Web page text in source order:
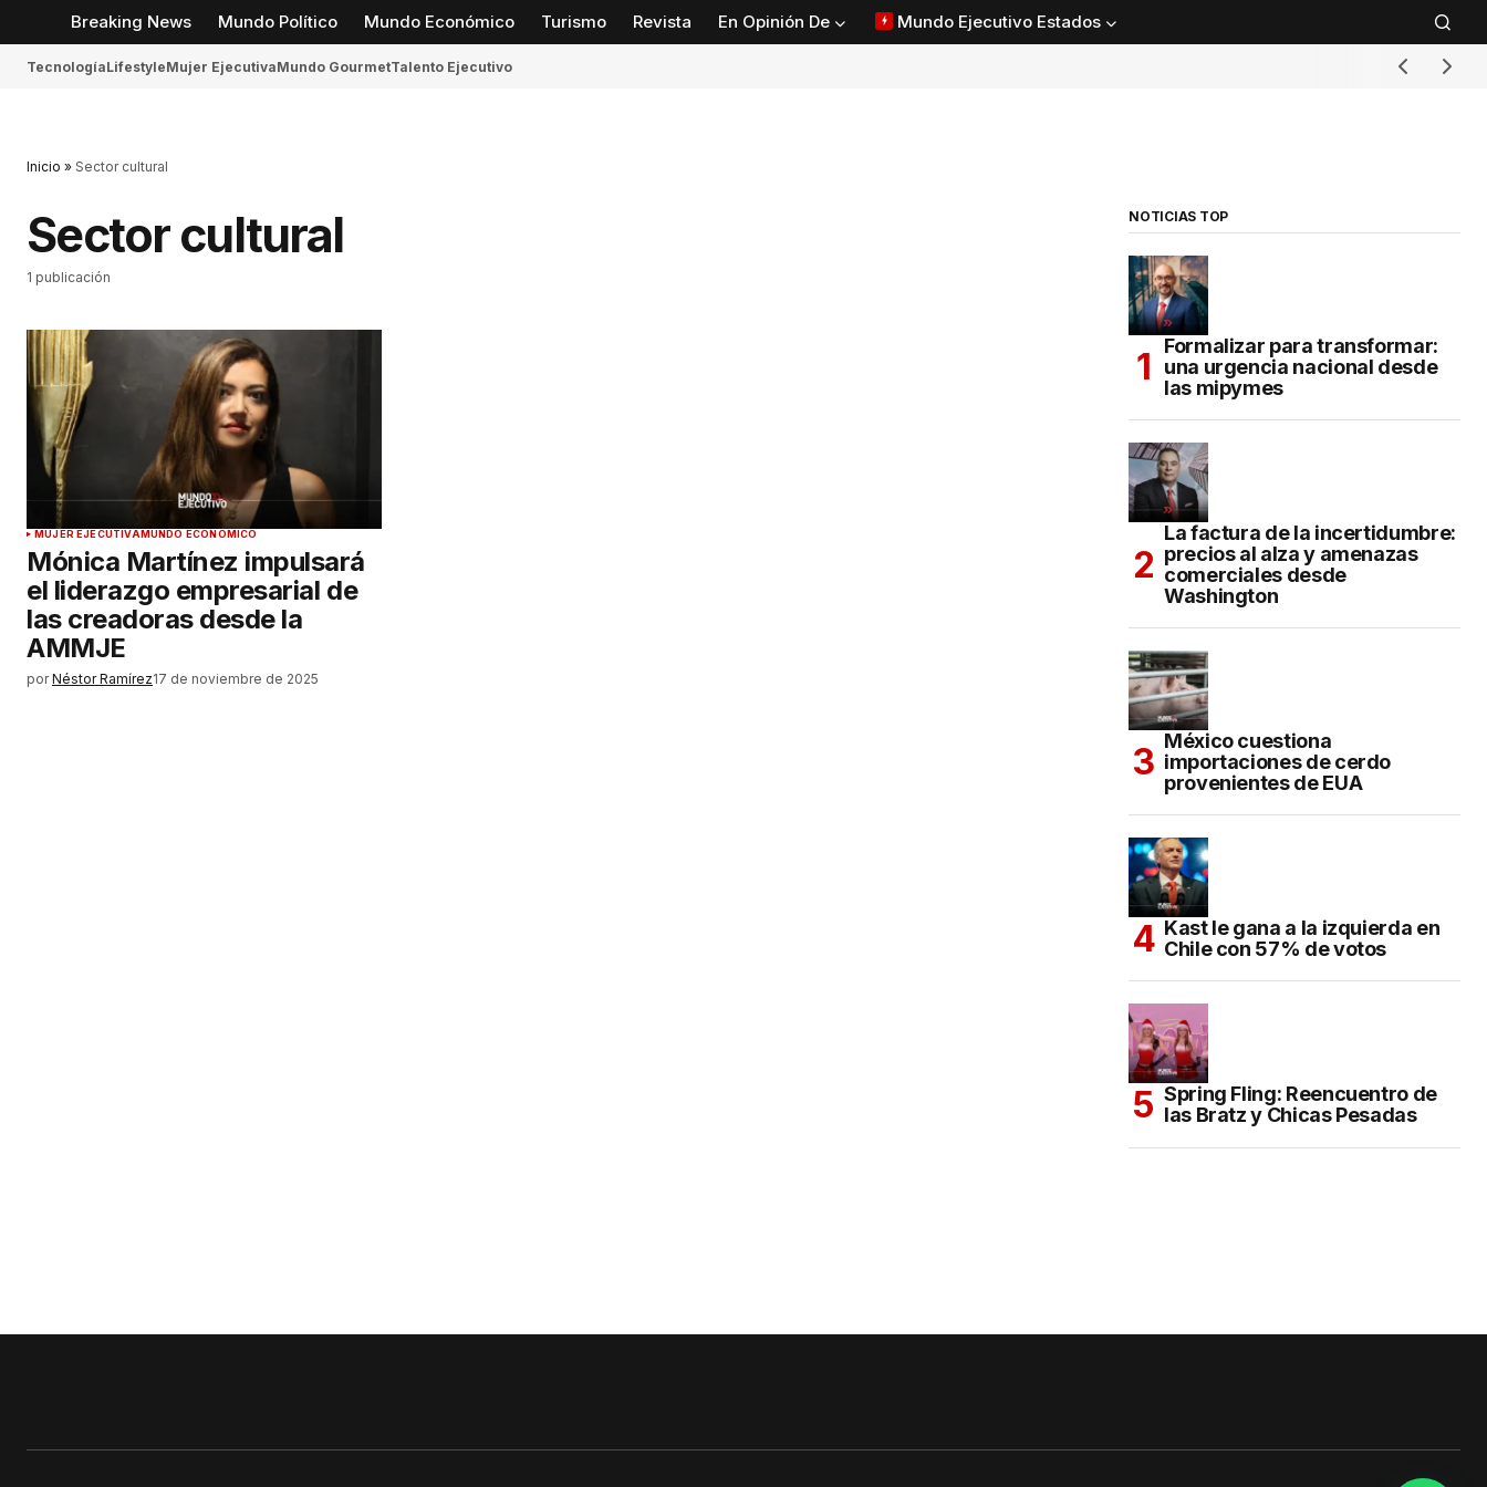
Breaking News Mundo Político Mundo Económico Turismo Revista En Opinión De Mundo Ejecutivo Estados
TecnologíaLifestyleMujer EjecutivaMundo GourmetTalento Ejecutivo
Inicio » Sector cultural
Sector cultural
1 publicación
MUJER EJECUTIVAMUNDO ECONÓMICO
Mónica Martínez impulsará
el liderazgo empresarial de
las creadoras desde la
AMMJE
por Néstor Ramírez17 de noviembre de 2025
NOTICIAS TOP
Formalizar para transformar:
una urgencia nacional desde
las mipymes
La factura de la incertidumbre:
precios al alza y amenazas
comerciales desde
Washington
México cuestiona
importaciones de cerdo
provenientes de EUA
Kast le gana a la izquierda en
Chile con 57% de votos
Spring Fling: Reencuentro de
las Bratz y Chicas Pesadas